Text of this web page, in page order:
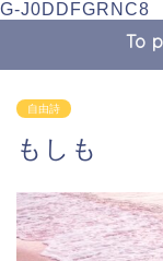
G-J0DDFGRNC8
To
自由詩
もしも